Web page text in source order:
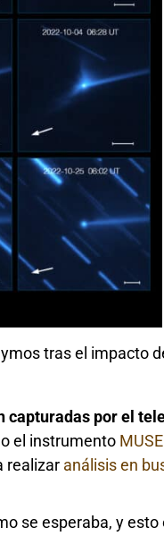
tras el impacto
capturadas por el
el instrumento MUSE
realizar análisis en
se esperaba, y esto